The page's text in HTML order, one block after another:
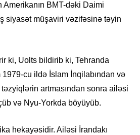
BMT-dəki Daimi
siyasət müşaviri vəzifəsinə təyin
ki, Uolts bildirib ki, Tehranda
cu ildə İslam İnqilabından və
təzyiqlərin artmasından sonra ailəsi
və Nyu-Yorkda böyüyüb.
hekayəsidir. Ailəsi İrandakı